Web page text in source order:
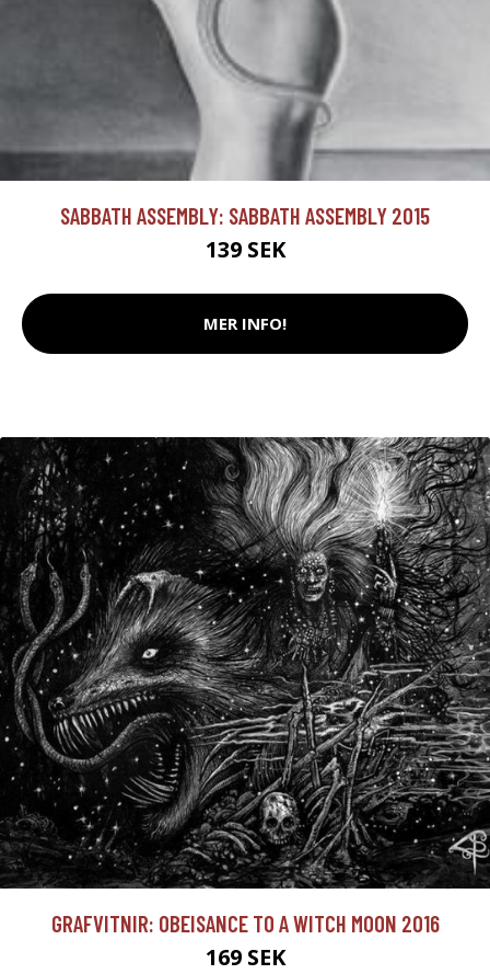
SABBATH ASSEMBLY: SABBATH ASSEMBLY 2015
139 SEK
MER INFO!
GRAFVITNIR: OBEISANCE TO A WITCH MOON 2016
169 SEK